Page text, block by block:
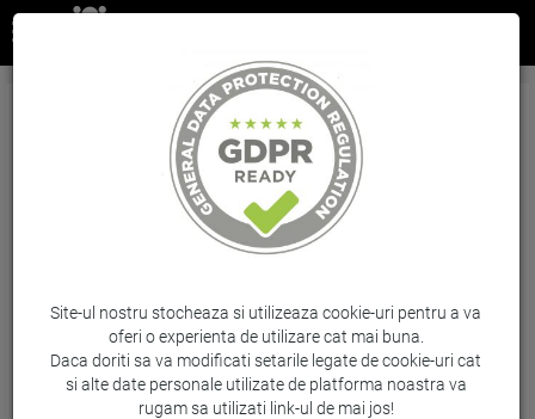
Capse 23/10, Rapid Strong 1000 buc/cut
Brand: Rapid / Cod: RA24869900
Site-ul nostru stocheaza si utilizeaza cookie-uri pentru a va
oferi o experienta de utilizare cat mai buna.
Daca doriti sa va modificati setarile legate de cookie-uri cat
si alte date personale utilizate de platforma noastra va
rugam sa utilizati link-ul de mai jos!